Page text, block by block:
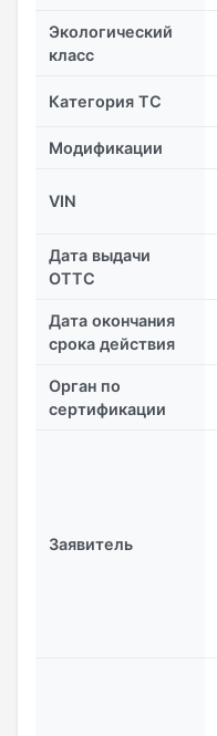
Экологический
класс
Категория ТС
Модификации
VIN
Дата выдачи
ОТТС
Дата окончания
срока действия
Орган по
сертификации
Заявитель